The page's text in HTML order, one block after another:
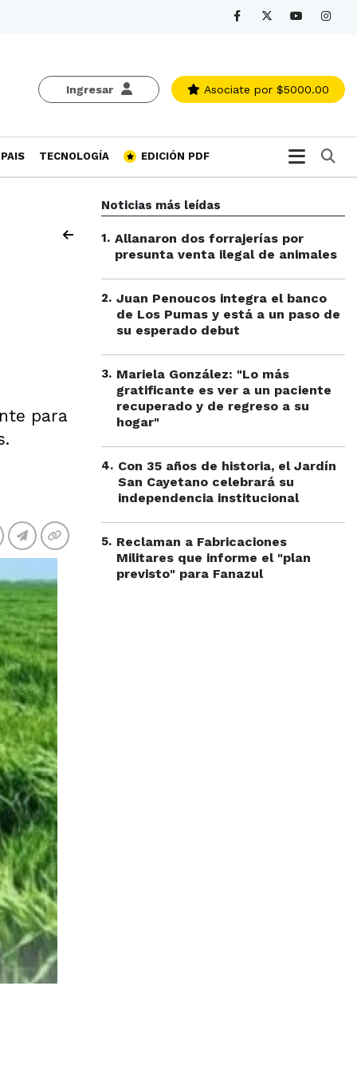
Ingresar Asociate por $5000.00
PAIS TECNOLOGÍA EDICIÓN PDF
para
Noticias más leídas
1. Allanaron dos forrajerías por
presunta venta ilegal de animales
2. Juan Penoucos integra el banco
de Los Pumas y está a un paso de
su esperado debut
3. Mariela González: "Lo más
gratificante es ver a un paciente
recuperado y de regreso a su
hogar"
4. Con 35 años de historia, el Jardín
San Cayetano celebrará su
independencia institucional
5. Reclaman a Fabricaciones
Militares que informe el "plan
previsto" para Fanazul